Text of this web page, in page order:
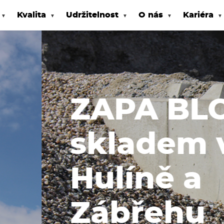
Kvalita Udržitelnost O nás Kariéra